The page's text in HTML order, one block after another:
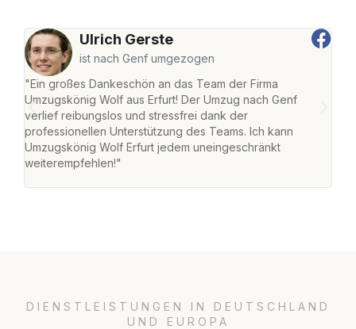
Ulrich Gerste
ist nach Genf umgezogen
"Ein großes Dankeschön an das Team der Firma
Umzugskönig Wolf aus Erfurt! Der Umzug nach Genf
verlief reibungslos und stressfrei dank der
professionellen Unterstützung des Teams. Ich kann
Umzugskönig Wolf Erfurt jedem uneingeschränkt
weiterempfehlen!"
DIENSTLEISTUNGEN IN DEUTSCHLAND
UND EUROPA